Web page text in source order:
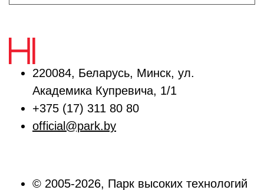
220084, Беларусь, Минск, ул.
Академика Купревича, 1/1
+375 (17) 311 80 80
official@park.by
© 2005-2026, Парк высоких технологий